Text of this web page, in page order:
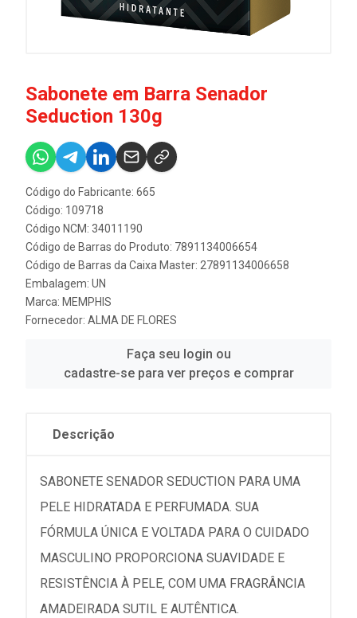
Sabonete em Barra Senador
Seduction 130g
Código do Fabricante: 665
Código: 109718
Código NCM: 34011190
Código de Barras do Produto: 7891134006654
Código de Barras da Caixa Master: 27891134006658
Embalagem: UN
Marca: MEMPHIS
Fornecedor: ALMA DE FLORES
Faça seu login ou
cadastre-se para ver preços e comprar
Descrição
SABONETE SENADOR SEDUCTION PARA UMA
PELE HIDRATADA E PERFUMADA. SUA
FÓRMULA ÚNICA E VOLTADA PARA O CUIDADO
MASCULINO PROPORCIONA SUAVIDADE E
RESISTÊNCIA À PELE, COM UMA FRAGRÂNCIA
AMADEIRADA SUTIL E AUTÊNTICA.